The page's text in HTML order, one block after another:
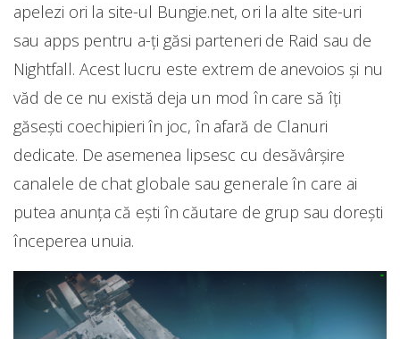
apelezi ori la site-ul Bungie.net, ori la alte site-uri
sau apps pentru a-ți găsi parteneri de Raid sau de
Nightfall. Acest lucru este extrem de anevoios și nu
văd de ce nu există deja un mod în care să îți
găsești coechipieri în joc, în afară de Clanuri
dedicate. De asemenea lipsesc cu desăvârșire
canalele de chat globale sau generale în care ai
putea anunța că ești în căutare de grup sau dorești
începerea unuia.